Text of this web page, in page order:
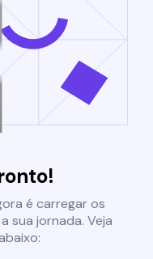
é carregar os
sua jornada. Veja